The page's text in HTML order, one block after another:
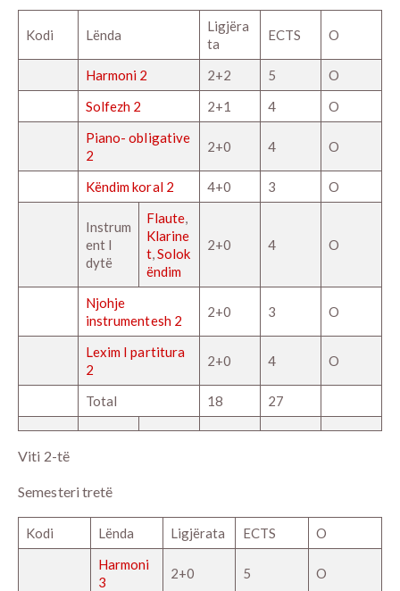
Kodi Lënda
Ligjëra
ta
ECTS O
Harmoni 2 2+2 5
O
Solfezh 2
2+1 4
O
Piano- obligative
2
2+0 4 O
Këndim koral 2 4+0 3 O
Instrum
ent I
dytë
Flaute,
Klarine
t,Solok
ëndim
2+0 4 O
Njohje
instrumentesh 2
2+0 3 O
Lexim I partitura
2
2+0 4 O
Total 18 27
Viti 2-të
Semesteri tretë
Kodi Lënda Ligjërata ECTS
O
Harmoni
3
2+0 5 O